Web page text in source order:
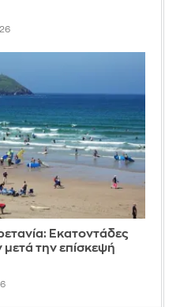
Εκατοντάδες
την επίσκεψή